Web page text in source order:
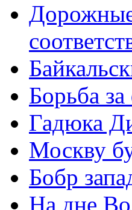
Дорожные
Борьба
Гадюка
Москву
Бобр
На дне